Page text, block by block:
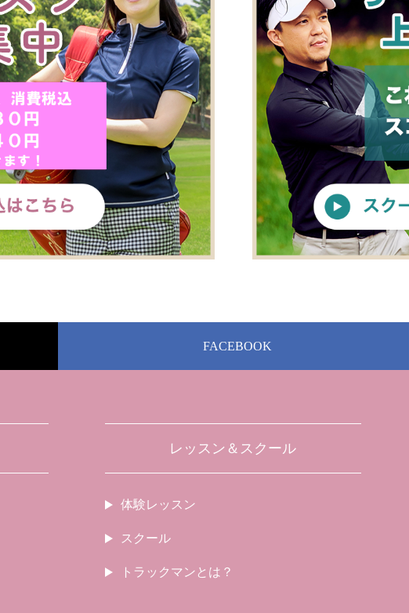
FACEBOOK
レッスン＆スクール
体験レッスン
スクール
トラックマンとは？